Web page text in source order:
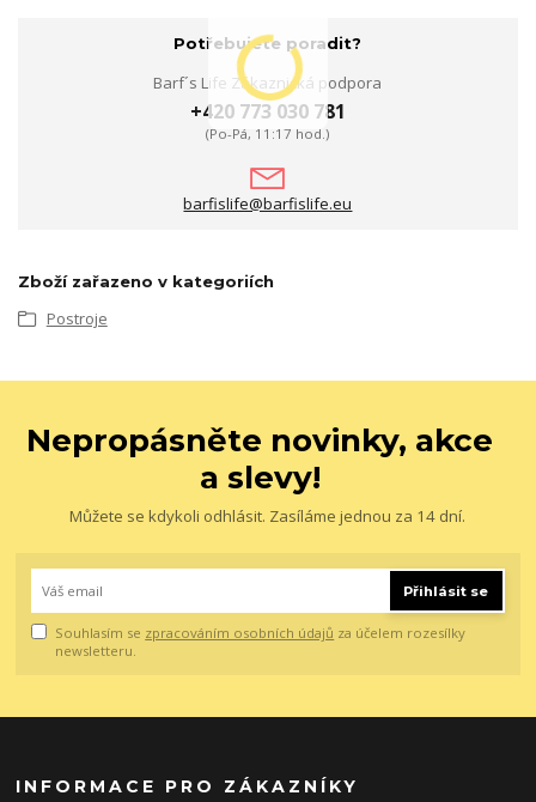
Potřebujete poradit?
Barf´s Life Zákaznická podpora
+420 773 030 781
(Po-Pá, 11:17 hod.)
barfislife@barfislife.eu
Zboží zařazeno v kategoriích
Postroje
Nepropásněte novinky, akce
a slevy!
Můžete se kdykoli odhlásit. Zasíláme jednou za 14 dní.
Přihlásit se
Souhlasím se zpracováním osobních údajů za účelem rozesílky
newsletteru.
INFORMACE PRO ZÁKAZNÍKY